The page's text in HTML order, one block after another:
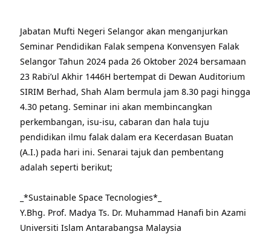
Jabatan Mufti Negeri Selangor akan menganjurkan
Seminar Pendidikan Falak sempena Konvensyen Falak
Selangor Tahun 2024 pada 26 Oktober 2024 bersamaan
23 Rabi’ul Akhir 1446H bertempat di Dewan Auditorium
SIRIM Berhad, Shah Alam bermula jam 8.30 pagi hingga
4.30 petang. Seminar ini akan membincangkan
perkembangan, isu-isu, cabaran dan hala tuju
pendidikan ilmu falak dalam era Kecerdasan Buatan
(A.I.) pada hari ini. Senarai tajuk dan pembentang
adalah seperti berikut;
_*Sustainable Space Tecnologies*_
Y.Bhg. Prof. Madya Ts. Dr. Muhammad Hanafi bin Azami
Universiti Islam Antarabangsa Malaysia